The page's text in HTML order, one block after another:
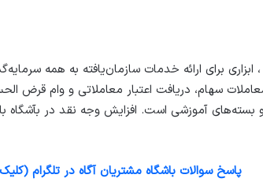
ابزاری برای ارائه خدمات سازمان‌یافته به همه
سهام، دریافت اعتبار معاملاتی و وام قرض
بسته‌های آموزشی است. افزایش وجه نقد در بآشگاه
پاسخ سوالات باشگاه مشتریان آگاه در تلگرام